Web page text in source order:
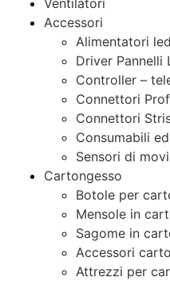
Ventilatori
Accessori
Alimentatori led
Driver Pannelli
Controller –
Connettori
Connettori
Consumabili
Sensori di
Cartongesso
Botole per
Mensole in
Sagome in
Accessori
Attrezzi per